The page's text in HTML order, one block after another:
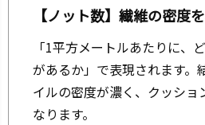
【ノット数】繊維の密度
「1平方メートルあたりに、
があるか」で表現されます。
イルの密度が濃く、クッショ
なります。